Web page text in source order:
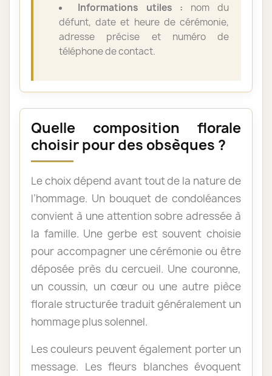
Informations utiles : nom du
défunt, date et heure de cérémonie,
adresse précise et numéro de
téléphone de contact.
Quelle composition florale
choisir pour des obsèques ?
Le choix dépend avant tout de la nature de
l’hommage. Un bouquet de condoléances
convient à une attention sobre adressée à
la famille. Une gerbe est souvent choisie
pour accompagner une cérémonie ou être
déposée près du cercueil. Une couronne,
un coussin, un cœur ou une autre pièce
florale structurée traduit généralement un
hommage plus solennel.
Les couleurs peuvent également porter un
message. Les fleurs blanches évoquent